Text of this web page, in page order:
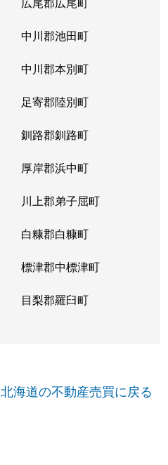
中川郡池田町
中川郡本別町
足寄郡陸別町
釧路郡釧路町
厚岸郡浜中町
川上郡弟子屈町
白糠郡白糠町
標津郡中標津町
目梨郡羅臼町
北海道の不動産売買に戻る